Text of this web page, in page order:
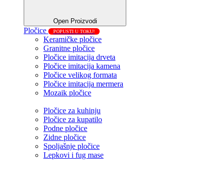
Open Proizvodi
Pločice POPUSTI U TOKU!
Keramičke pločice
Granitne pločice
Pločice imitacija drveta
Pločice imitacija kamena
Pločice velikog formata
Pločice imitacija mermera
Mozaik pločice
Pločice za kuhinju
Pločice za kupatilo
Podne pločice
Zidne pločice
Spoljašnje pločice
Lepkovi i fug mase